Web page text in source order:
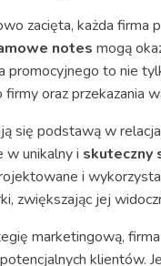
zacięta, każda firma
notes mogą
to nie
oraz przekazania
się podstawą w
w unikalny i skuteczny
i
zwiększając jej
marketingową,
klientów.